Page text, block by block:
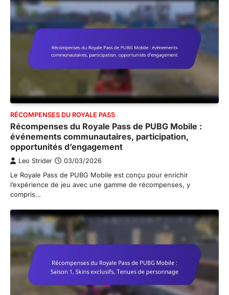
RÉCOMPENSES DU ROYALE PASS
Récompenses du Royale Pass de PUBG Mobile :
événements communautaires, participation,
opportunités d’engagement
Leo Strider 03/03/2026
Le Royale Pass de PUBG Mobile est conçu pour enrichir
l’expérience de jeu avec une gamme de récompenses, y
compris…